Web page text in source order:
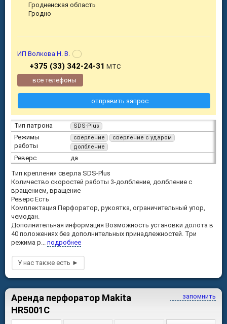
Тип патрона SDS-Plus
Режимы
работы
сверление
сверление с ударом
долбление
Реверс
да
Тип крепления сверла SDS-Plus
Количество скоростей работы 3-долбление, долбление с
вращением, вращение
Реверс Есть
Комплектация Перфоратор, рукоятка, ограничительный упор,
чемодан.
Дополнительная информация Возможность установки долота в
40 положениях без дополнительных принадлежностей. Три
режима р... подробнее
Гродненская область
Гродно
ИП Волкова Н. В.
+375 (33) 342-24-31 МТС
все телефоны
отправить запрос
запомнить
Аренда перфоратор Makita
HR5001C